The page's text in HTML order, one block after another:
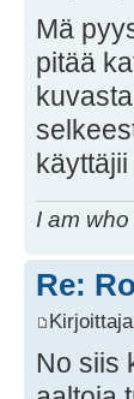
Mä
pitää
I am
Re:
Kirjoittaja
No siis